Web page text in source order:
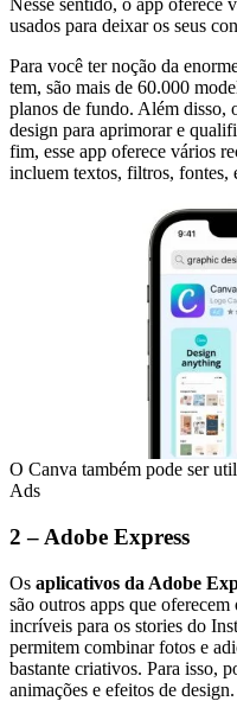
Nesse sentido, o app oferece
usados para deixar os seus
Para você ter noção da
tem, são mais de 60.000
planos de fundo. Além disso,
design para aprimorar e
fim, esse app oferece vários
incluem textos, filtros, fontes,
O Canva também pode ser
Ads
2 – Adobe Express
Os aplicativos da Adobe
são outros apps que
incríveis para os stories do
permitem combinar fotos e
bastante criativos. Para isso,
animações e efeitos de design.